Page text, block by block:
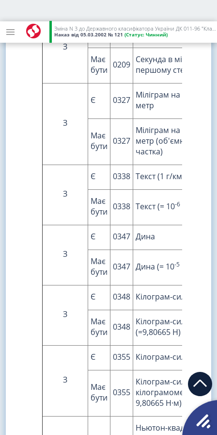
Зміна N 3 до Державного класифікатора України ДК 011-96 "Класифікатор системи позначень одиниць вимірювання та обліку" (КСПОВО)
Наказ від 05.03.2002 № 121 (Статус: Чинний)
З
Є 0209 Секунда у мінус
першому степені
Має
бути 0209 Секунда в мінус
першому степені
З
Є 0327 Міліграм на кубічний
метр
Має
бути 0327
Міліграм на кубічний
метр (об'ємна
частка)
З
Є 0338 Текст (1 г/км)
Має
бути 0338 Текст (= 10-6
З
Є 0347 Дина
Має
бути 0347 Дина (= 10-5
З
Є 0348 Кілограм-сила
Має
бути 0348 Кілограм-сила
(=9,80665 Н)
З
Є 0355 Кілограм-сила-метр
Має
бути 0355
Кілограм-сила-метр,
кілограмометр (=
9,80665 Н·м)
Ньютон-квадратний